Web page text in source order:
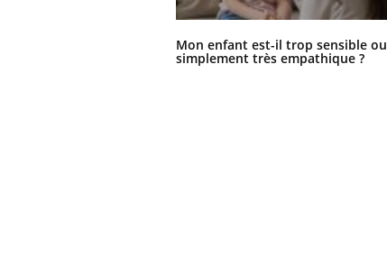
Mon enfant est-il trop sensible ou
simplement très empathique ?